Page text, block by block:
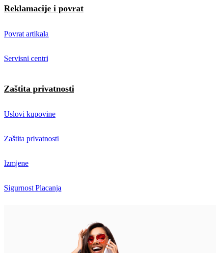
Reklamacije i povrat
Povrat artikala
Servisni centri
Zaštita privatnosti
Uslovi kupovine
Zaštita privatnosti
Izmjene
Sigurnost Placanja